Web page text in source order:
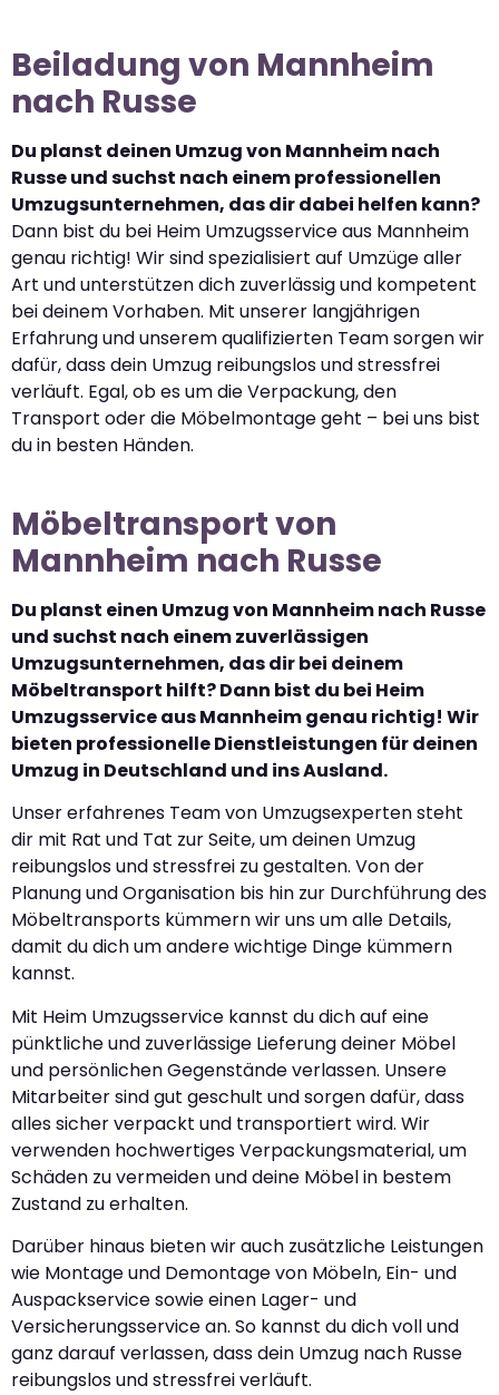
Beiladung von Mannheim
nach Russe
Du planst deinen Umzug von Mannheim nach
Russe und suchst nach einem professionellen
Umzugsunternehmen, das dir dabei helfen kann?
Dann bist du bei Heim Umzugsservice aus Mannheim
genau richtig! Wir sind spezialisiert auf Umzüge aller
Art und unterstützen dich zuverlässig und kompetent
bei deinem Vorhaben. Mit unserer langjährigen
Erfahrung und unserem qualifizierten Team sorgen wir
dafür, dass dein Umzug reibungslos und stressfrei
verläuft. Egal, ob es um die Verpackung, den
Transport oder die Möbelmontage geht – bei uns bist
du in besten Händen.
Möbeltransport von
Mannheim nach Russe
Du planst einen Umzug von Mannheim nach Russe
und suchst nach einem zuverlässigen
Umzugsunternehmen, das dir bei deinem
Möbeltransport hilft? Dann bist du bei Heim
Umzugsservice aus Mannheim genau richtig! Wir
bieten professionelle Dienstleistungen für deinen
Umzug in Deutschland und ins Ausland.
Unser erfahrenes Team von Umzugsexperten steht
dir mit Rat und Tat zur Seite, um deinen Umzug
reibungslos und stressfrei zu gestalten. Von der
Planung und Organisation bis hin zur Durchführung des
Möbeltransports kümmern wir uns um alle Details,
damit du dich um andere wichtige Dinge kümmern
kannst.
Mit Heim Umzugsservice kannst du dich auf eine
pünktliche und zuverlässige Lieferung deiner Möbel
und persönlichen Gegenstände verlassen. Unsere
Mitarbeiter sind gut geschult und sorgen dafür, dass
alles sicher verpackt und transportiert wird. Wir
verwenden hochwertiges Verpackungsmaterial, um
Schäden zu vermeiden und deine Möbel in bestem
Zustand zu erhalten.
Darüber hinaus bieten wir auch zusätzliche Leistungen
wie Montage und Demontage von Möbeln, Ein- und
Auspackservice sowie einen Lager- und
Versicherungsservice an. So kannst du dich voll und
ganz darauf verlassen, dass dein Umzug nach Russe
reibungslos und stressfrei verläuft.